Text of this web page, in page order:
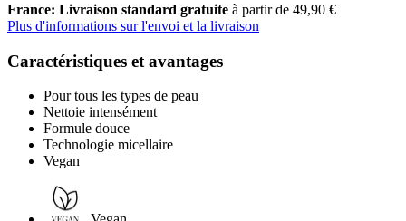
France: Livraison standard gratuite à partir de 49,90 €
Plus d'informations sur l'envoi et la livraison
Caractéristiques et avantages
Pour tous les types de peau
Nettoie intensément
Formule douce
Technologie micellaire
Vegan